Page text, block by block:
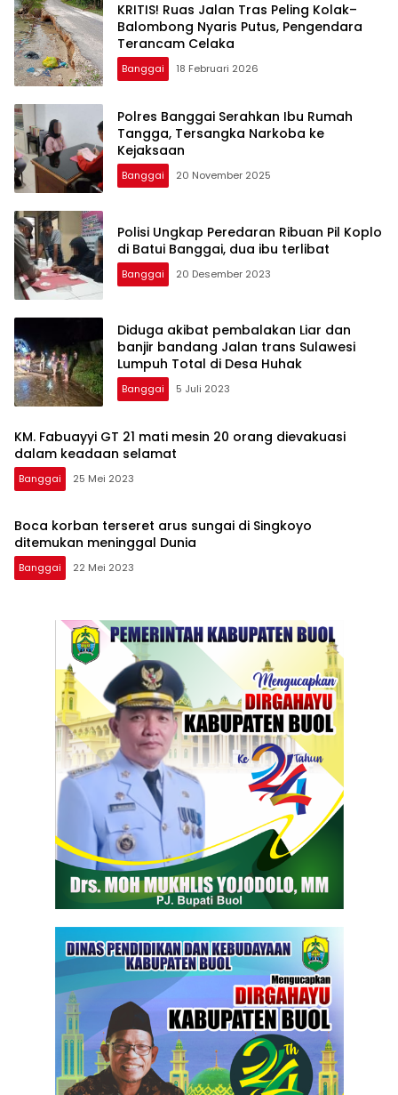
KRITIS! Ruas Jalan Tras Peling Kolak–
Balombong Nyaris Putus, Pengendara
Terancam Celaka
Banggai 18 Februari 2026
Polres Banggai Serahkan Ibu Rumah
Tangga, Tersangka Narkoba ke
Kejaksaan
Banggai 20 November 2025
Polisi Ungkap Peredaran Ribuan Pil Koplo
di Batui Banggai, dua ibu terlibat
Banggai 20 Desember 2023
Diduga akibat pembalakan Liar dan
banjir bandang Jalan trans Sulawesi
Lumpuh Total di Desa Huhak
Banggai 5 Juli 2023
KM. Fabuayyi GT 21 mati mesin 20 orang dievakuasi
dalam keadaan selamat
Banggai 25 Mei 2023
Boca korban terseret arus sungai di Singkoyo
ditemukan meninggal Dunia
Banggai 22 Mei 2023